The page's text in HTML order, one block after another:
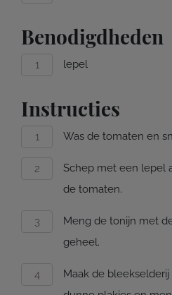
Benodigdheden
lepel
Instructies
Was de tomaten en
Schep met een lepel
de tomaten.
Meng de tonijn met
geheel.
Maak de